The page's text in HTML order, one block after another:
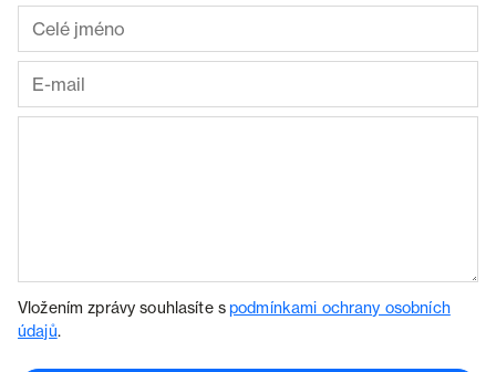
Vložením zprávy souhlasíte spodmínkami ochrany osobních
údajů.